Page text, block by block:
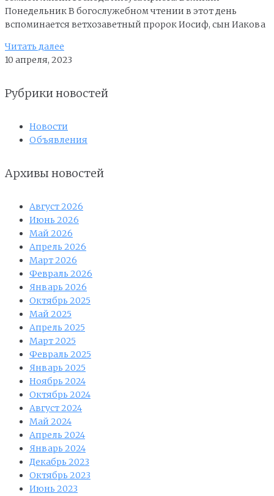
Понедельник В богослужебном чтении в этот день
вспоминается ветхозаветный пророк Иосиф, сын Иакова
Читать далее
10 апреля, 2023
Рубрики новостей
Новости
Объявления
Архивы новостей
Август 2026
Июнь 2026
Май 2026
Апрель 2026
Март 2026
Февраль 2026
Январь 2026
Октябрь 2025
Май 2025
Апрель 2025
Март 2025
Февраль 2025
Январь 2025
Ноябрь 2024
Октябрь 2024
Август 2024
Май 2024
Апрель 2024
Январь 2024
Декабрь 2023
Октябрь 2023
Июнь 2023